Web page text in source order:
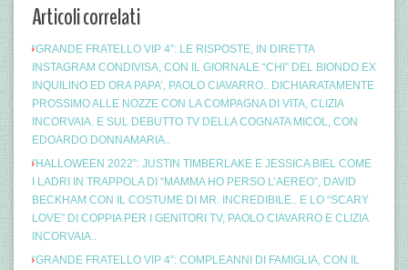
Articoli correlati
“GRANDE FRATELLO VIP 4”: LE RISPOSTE, IN DIRETTA
INSTAGRAM CONDIVISA, CON IL GIORNALE “CHI” DEL BIONDO EX
INQUILINO ED ORA PAPA’, PAOLO CIAVARRO.. DICHIARATAMENTE
PROSSIMO ALLE NOZZE CON LA COMPAGNA DI VITA, CLIZIA
INCORVAIA. E SUL DEBUTTO TV DELLA COGNATA MICOL, CON
EDOARDO DONNAMARIA..
“HALLOWEEN 2022”: JUSTIN TIMBERLAKE E JESSICA BIEL COME
I LADRI IN TRAPPOLA DI “MAMMA HO PERSO L’AEREO”, DAVID
BECKHAM CON IL COSTUME DI MR. INCREDIBILE.. E LO “SCARY
LOVE” DI COPPIA PER I GENITORI TV, PAOLO CIAVARRO E CLIZIA
INCORVAIA..
“GRANDE FRATELLO VIP 4”: COMPLEANNI DI FAMIGLIA, CON IL